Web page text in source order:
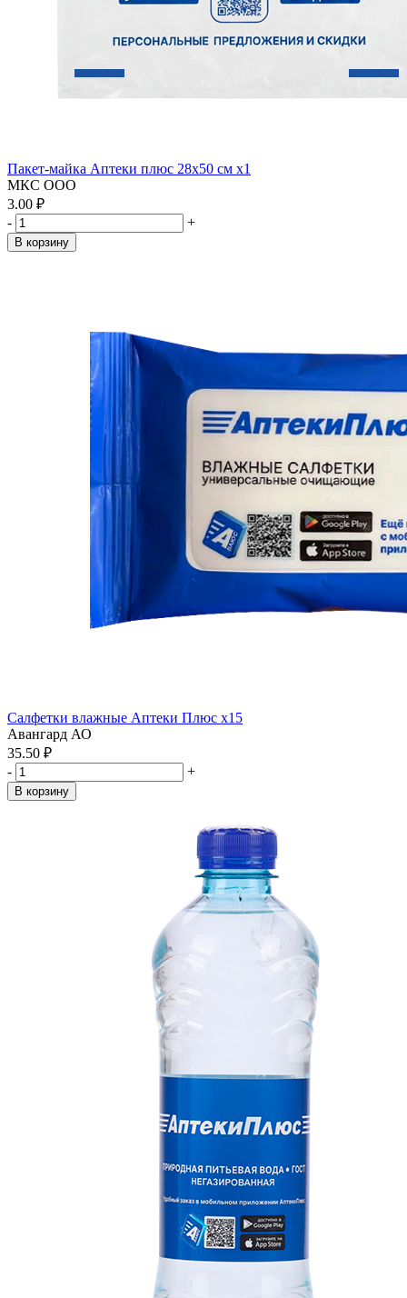
Пакет-майка Аптеки плюс 28х50 см x1
МКС ООО
3.00 ₽
-
+
В корзину
Салфетки влажные Аптеки Плюс x15
Авангард АО
35.50 ₽
-
+
В корзину